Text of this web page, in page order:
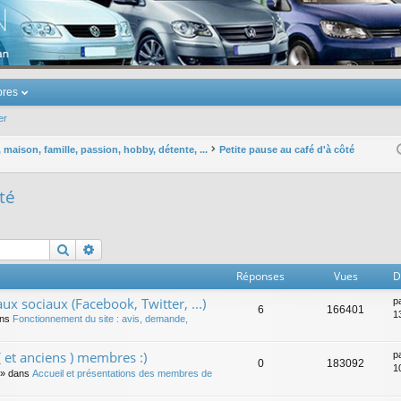
Touran
maison, famille, passion, hobby, détente, ... Petite pause au café d'à côté
Rechercher
Réponses Vues
sociaux (Facebook, Twitter, ...)
Fonctionnement du site : avis, demande,
6 166401
anciens ) membres :)
» dans Accueil et présentations des membres de
0 183092